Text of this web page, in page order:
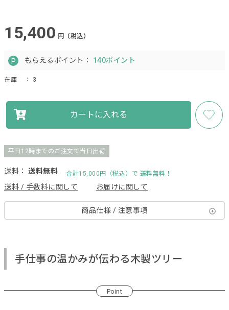
15,400 円（税込）
もらえるポイント： 140ポイント
在庫 ： 3
カートに入れる
平日12時までのご注文で当日出荷
送料： 送料無料 合計15,000円（税込）で 送料無料！
送料 / 手数料に関して お届けに関して
商品仕様 / 注意事項
手仕事の温かみが伝わる木製ツリー
Point